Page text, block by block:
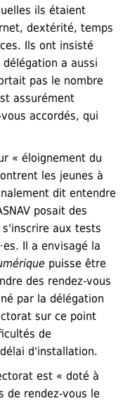
ils étaient
dextérité, temps
Ils ont insisté
a aussi
pas le nombre
assurément
accordés, qui
« éloignement du
les jeunes à
dit entendre
posait des
aux tests
Il a envisagé la
puisse être
des rendez-vous
par la délégation
sur ce point
de
d'installation.
est « doté à
de rendez-vous le